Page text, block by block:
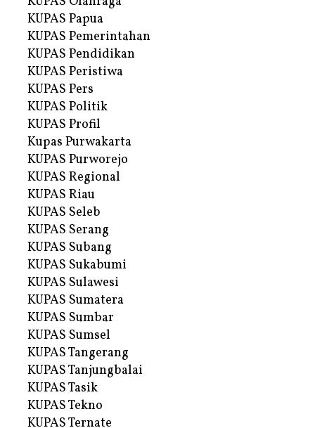
KUPAS Papua
KUPAS Pemerintahan
KUPAS Pendidikan
KUPAS Peristiwa
KUPAS Pers
KUPAS Politik
KUPAS Profil
Kupas Purwakarta
KUPAS Purworejo
KUPAS Regional
KUPAS Riau
KUPAS Seleb
KUPAS Serang
KUPAS Subang
KUPAS Sukabumi
KUPAS Sulawesi
KUPAS Sumatera
KUPAS Sumbar
KUPAS Sumsel
KUPAS Tangerang
KUPAS Tanjungbalai
KUPAS Tasik
KUPAS Tekno
KUPAS Ternate